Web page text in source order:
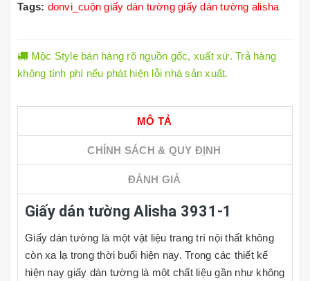
Tags: donvi_cuộn giấy dán tường giấy dán tường alisha
Mộc Style bán hàng rõ nguồn gốc, xuất xứ. Trả hàng
không tính phí nếu phát hiện lỗi nhà sản xuất.
MÔ TẢ
CHÍNH SÁCH & QUY ĐỊNH
ĐÁNH GIÁ
Giấy dán tường Alisha 3931-1
Giấy dán tường là một vật liệu trang trí nội thất không
còn xa lạ trong thời buổi hiện nay. Trong các thiết kế
hiện nay giấy dán tường là một chất liệu gần như không